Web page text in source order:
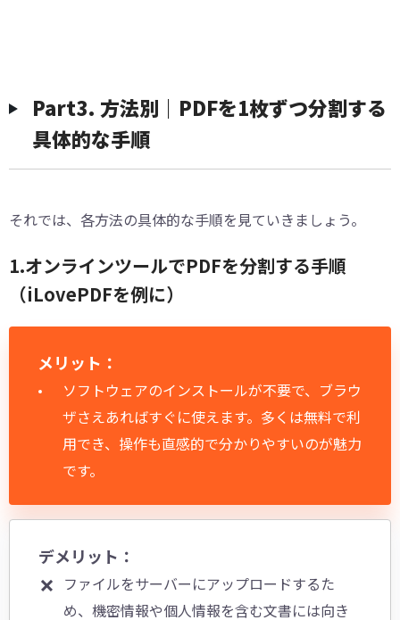
Part3. 方法別｜PDFを1枚ずつ分割する
具体的な手順
それでは、各方法の具体的な手順を見ていきましょう。
1.オンラインツールでPDFを分割する手順
（iLovePDFを例に）
メリット：
ソフトウェアのインストールが不要で、ブラウ
ザさえあればすぐに使えます。多くは無料で利
用でき、操作も直感的で分かりやすいのが魅力
です。
デメリット：
ファイルをサーバーにアップロードするた
め、機密情報や個人情報を含む文書には向き